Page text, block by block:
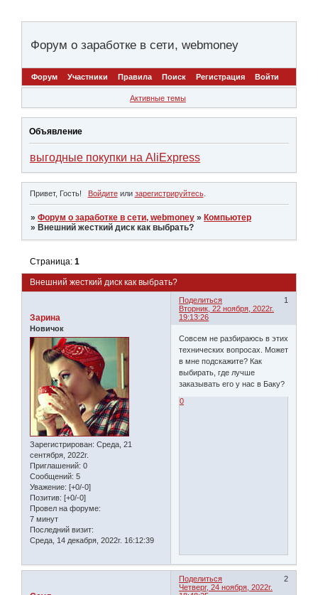
Форум о заработке в сети, webmoney
Форум Участники Правила Поиск Регистрация Войти
Активные темы
Объявление
выгодные покупки на AliExpress
Привет, Гость! Войдитеили зарегистрируйтесь.
»Форум о заработке в сети, webmoney » Компьютер
» Внешний жесткий диск как выбрать?
Внешний жесткий диск как выбрать?
Страница:1
Поделиться
1
Вторник, 22 ноября, 2022г.
19:13:26
Зарина
Новичок
Зарегистрирован: Среда, 21
сентября, 2022г.
Приглашений: 0
Сообщений: 5
Уважение: [+0/-0]
Позитив: [+0/-0]
Провел на форуме:
7 минут
Последний визит:
Среда, 14 декабря, 2022г. 16:12:39
Совсем не разбираюсь в этих
технических вопросах. Может
в мне подскажите? Как
выбирать, где лучше
заказывать его у нас в Баку?
0
Поделиться
2
Четверг, 24 ноября, 2022г.